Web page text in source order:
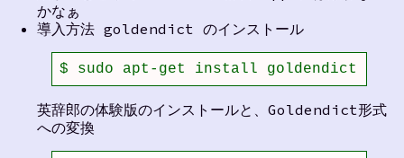
かなぁ
導入方法 goldendict のインストール
$ sudo apt-get install goldendict
英辞郎の体験版のインストールと、Goldendict形式
への変換